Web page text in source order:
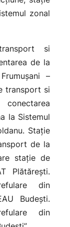
zonal
si
de la
–
transport si
la Sistemul
Stație
de la
stație de
Plătărești.
din
Budești.
din